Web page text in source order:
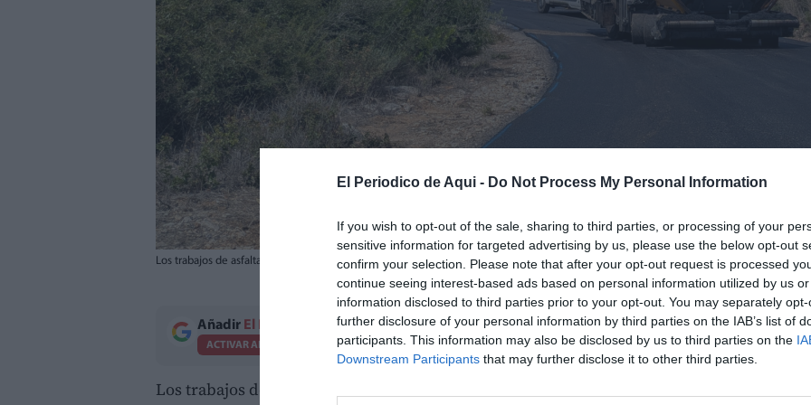
El Periodico de Aqui - Do Not Process My Personal Information
If you wish to opt-out of the sale, sharing to third parties, or processing of your
sensitive information for targeted advertising by us, please use the below opt-out
confirm your selection. Please note that after your opt-out request is processed
continue seeing interest-based ads based on personal information utilized by us
information disclosed to third parties prior to your opt-out. You may separately
further disclosure of your personal information by third parties on the IAB’s list of
participants. This information may also be disclosed by us to third parties on the
Downstream Participants that may further disclose it to other third parties.
Los trabajos de asfaltado en el camino de les Foies ya están en marcha dentro del plan de mejora de la red de caminos rurales de
Añadir El Periodico de Aquícomo fuente preferida de Google de forma gratuita.
ACTIVAR AHORA
Los trabajos de asfaltado en el